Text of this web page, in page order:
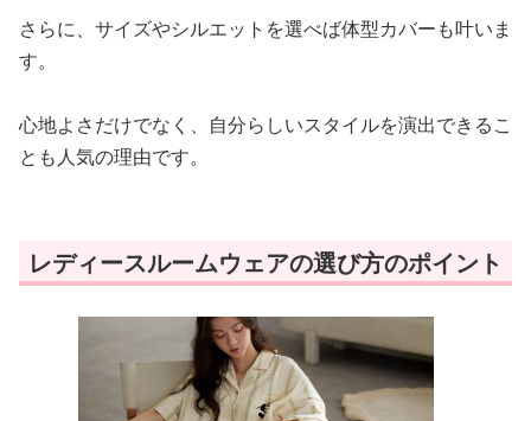
さらに、サイズやシルエットを選べば体型カバーも叶いま
す。
心地よさだけでなく、自分らしいスタイルを演出できるこ
とも人気の理由です。
レディースルームウェアの選び方のポイント